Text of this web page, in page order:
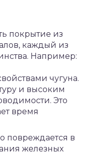
покрытие из
каждый из
Например:
чугуна.
и высоким
Это
время
повреждается в
железных